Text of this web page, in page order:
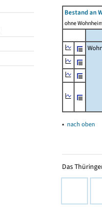
Bestand an
ohne
▴ nach oben
Das